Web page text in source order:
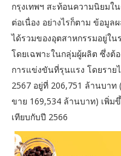
กรุงเทพฯ สะท้อนความนิยมใ
ต่อเนื่อง อย่างไรก็ตาม ข้อมูล
ได้รวมของอุตสาหกรรมอยู่ใน
โดยเฉพาะในกลุ่มผู้ผลิต ซึ่ง
การแข่งขันที่รุนแรง โดยราย
2567 อยู่ที่ 206,751 ล้านบา
ขาย 169,534 ล้านบาท) เพิ่ม
เทียบกับปี 2566